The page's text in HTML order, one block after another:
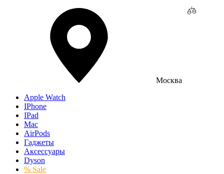
Москва
Apple Watch
IPhone
IPad
Mac
AirPods
Гаджеты
Аксессуары
Dyson
% Sale